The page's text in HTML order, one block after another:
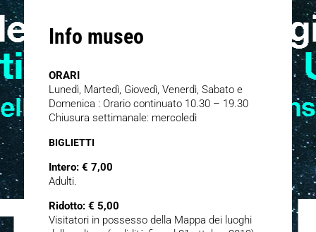
Info museo
ORARI
Lunedì, Martedì, Giovedì, Venerdì, Sabato e
Domenica : Orario continuato 10.30 – 19.30
Chiusura settimanale: mercoledì
BIGLIETTI
Intero: € 7,00
Adulti.
Ridotto: € 5,00
Visitatori in possesso della Mappa dei luoghi